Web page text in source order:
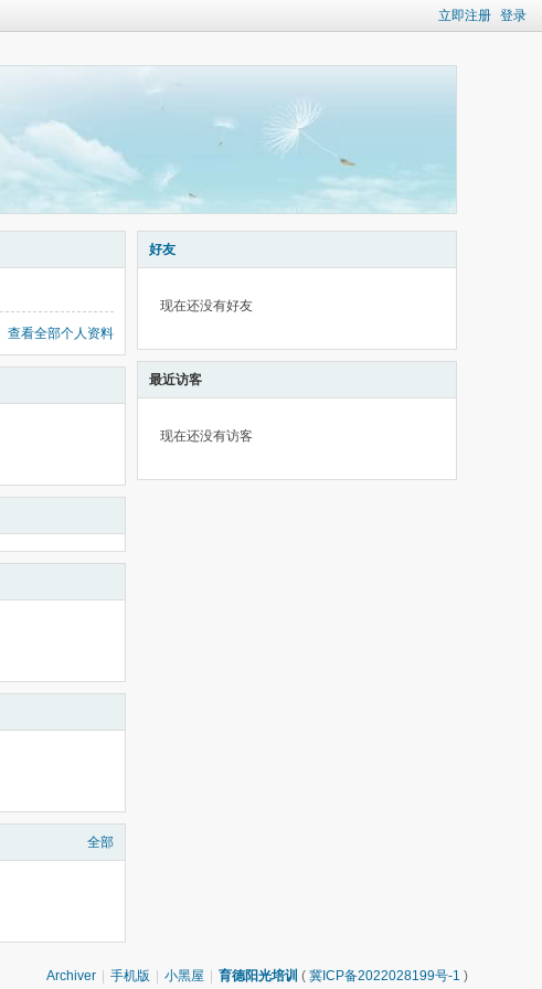
立即注册 登录
查看全部个人资料
全部
好友
现在还没有好友
最近访客
现在还没有访客
Archiver 手机版 小黑屋 育德阳光培训 ( 冀ICP备2022028199号-1 )